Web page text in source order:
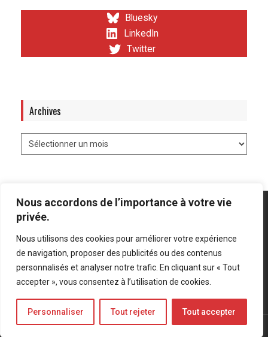
Nous accordons de l’importance à votre vie
privée.
Nous utilisons des cookies pour améliorer votre expérience
de navigation, proposer des publicités ou des contenus
personnalisés et analyser notre trafic. En cliquant sur « Tout
accepter », vous consentez à l’utilisation de cookies.
Personnaliser Tout rejeter Tout accepter
Bluesky
LinkedIn
Twitter
Archives
Mentions légales Politique de confidentialité
Bluesky
LinkedIn
Twitter
© Forces Operations Blog - 2022